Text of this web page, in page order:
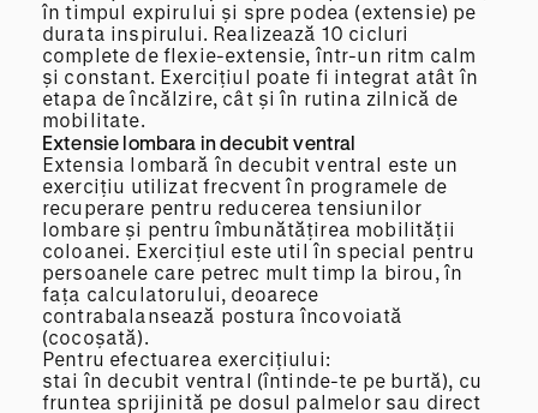
în timpul expirului și spre podea (extensie) pe
durata inspirului. Realizează 10 cicluri
complete de flexie-extensie, într-un ritm calm
și constant. Exercițiul poate fi integrat atât în
etapa de încălzire, cât și în rutina zilnică de
mobilitate.
Extensie lombara in decubit ventral
Extensia lombară în decubit ventral este un
exercițiu utilizat frecvent în programele de
recuperare pentru reducerea tensiunilor
lombare și pentru îmbunătățirea mobilității
coloanei. Exercițiul este util în special pentru
persoanele care petrec mult timp la birou, în
fața calculatorului, deoarece
contrabalansează postura încovoiată
(cocoșată).
Pentru efectuarea exercițiului:
stai în decubit ventral (întinde-te pe burtă), cu
fruntea sprijinită pe dosul palmelor sau direct